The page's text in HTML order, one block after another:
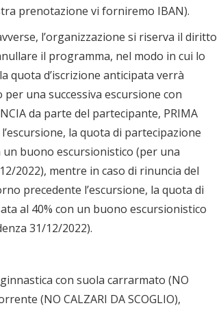
prenotazione vi forniremo IBAN).
l’organizzazione si riserva il diritto
il programma, nel modo in cui lo
quota d’iscrizione anticipata verrà
una successiva escursione con
da parte del partecipante, PRIMA
la quota di partecipazione
buono escursionistico (per una
2022), mentre in caso di rinuncia del
precedente l’escursione, la quota di
al 40% con un buono escursionistico
31/12/2022).
con suola carrarmato (NO
(NO CALZARI DA SCOGLIO),